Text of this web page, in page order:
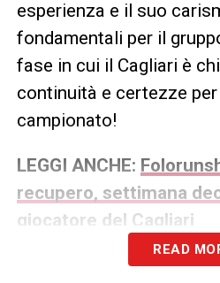
esperienza e il suo
fondamentali per il
fase in cui il Cagliari è
continuità e certezze
campionato!
LEGGI ANCHE:
recupero, settimana
giocatore del Cagliari
READ